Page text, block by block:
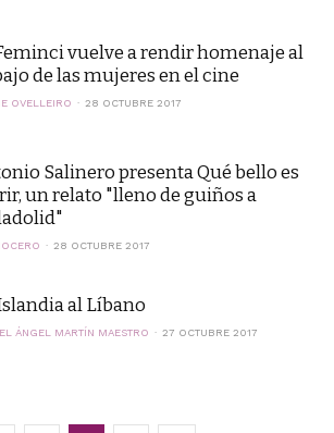
vuelve a rendir homenaje al
de las mujeres en el cine
OVELLEIRO 28 OCTUBRE 2017
Salinero presenta Qué bello es
un relato "lleno de guiños a
28 OCTUBRE 2017
al Líbano
ÁNGEL MARTÍN MAESTRO 27 OCTUBRE 2017